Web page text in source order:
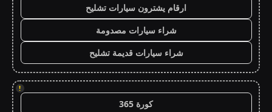
ارقام يشترون سيارات تشليح
شراء سيارات مصدومة
شراء سيارات قديمة تشليح
!
كورة 365